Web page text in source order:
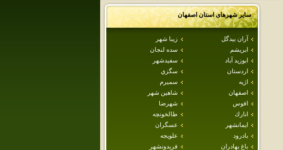
سایر شهرهای استاناصفهان
آران بيدگل
زيبا شهر
ابريشم
سده لنجان
ابوزيد آباد
سفيدشهر
اردستان
سگزي
اژيه
سميرم
اصفهان
شاهين شهر
افوس
شهرضا
انارك
طالخونچه
ايمانشهر
عسگران
بادرود
علويجه
باغ بهادران
فريدونشهر